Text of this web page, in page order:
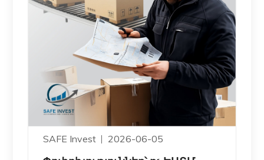
SAFE Invest 2026-06-05